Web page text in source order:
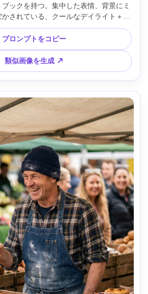
ックを持つ。集中した表情、背景にミ
されている、クールなデイライト＋ス
クス縁光、Nikon Z9 85mm f/1.8、4:5肩
集感、自然な肌、鮮明なディテール --
ar 4:5
プロンプトをコピー
類似画像を生成 ↗